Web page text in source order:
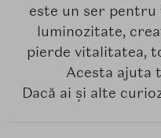
este un ser
luminozitate,
pierde vitalitatea,
Acesta ajuta
Dacă ai și alte